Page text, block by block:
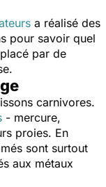
a réalisé des
pour savoir quel
par de
carnivores.
- mercure,
proies. En
sont surtout
aux métaux